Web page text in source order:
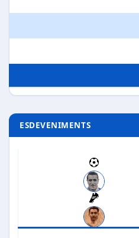
ESDEVENIMENTS